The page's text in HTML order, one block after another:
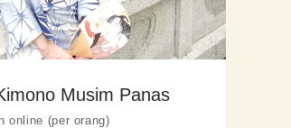
Musim Panas
online (per orang)